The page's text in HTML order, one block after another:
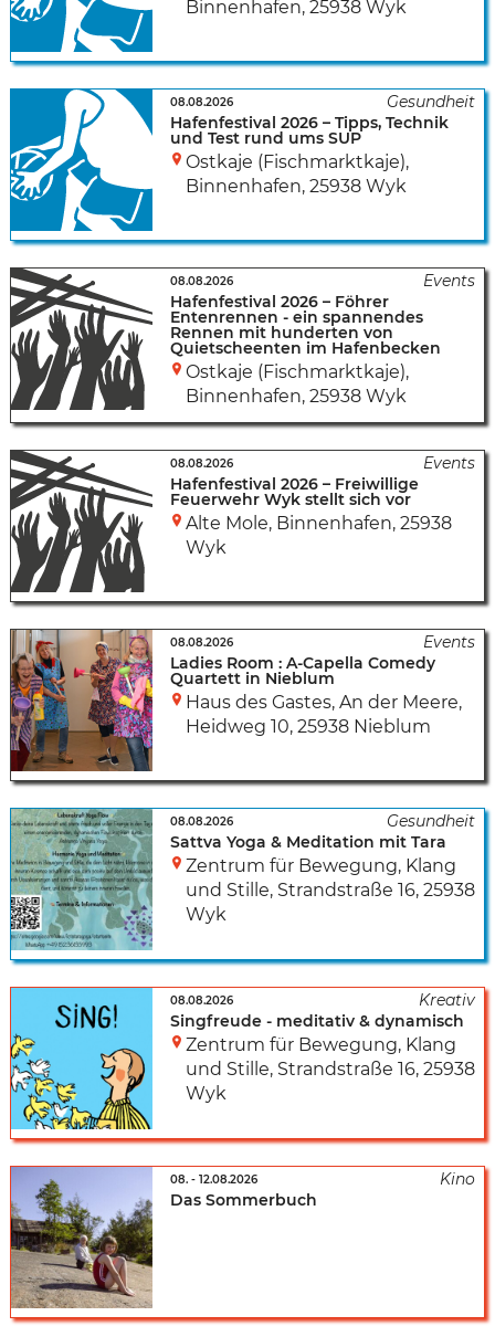
Binnenhafen, 25938 Wyk
08.08.2026
Hafenfestival 2026 – Tipps, Technik
und Test rund ums SUP
Ostkaje (Fischmarktkaje),
Binnenhafen, 25938 Wyk
08.08.2026
Hafenfestival 2026 – Föhrer
Entenrennen - ein spannendes
Rennen mit hunderten von
Quietscheenten im Hafenbecken
Ostkaje (Fischmarktkaje),
Binnenhafen, 25938 Wyk
08.08.2026
Hafenfestival 2026 – Freiwillige
Feuerwehr Wyk stellt sich vor
Alte Mole, Binnenhafen, 25938
Wyk
08.08.2026
Ladies Room : A-Capella Comedy
Quartett in Nieblum
Haus des Gastes, An der Meere,
Heidweg 10, 25938 Nieblum
08.08.2026
Sattva Yoga & Meditation mit Tara
Zentrum für Bewegung, Klang
und Stille, Strandstraße 16, 25938
Wyk
08.08.2026
Singfreude - meditativ & dynamisch
Zentrum für Bewegung, Klang
und Stille, Strandstraße 16, 25938
Wyk
08. - 12.08.2026
Das Sommerbuch